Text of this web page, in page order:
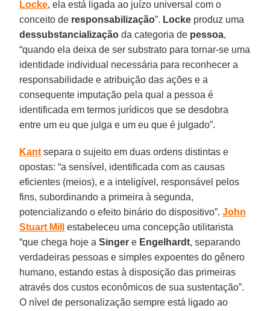
Locke, ela está ligada ao juízo universal com o
conceito de responsabilização”. Locke produz uma
dessubstancialização da categoria de pessoa,
“quando ela deixa de ser substrato para tornar-se uma
identidade individual necessária para reconhecer a
responsabilidade e atribuição das ações e a
consequente imputação pela qual a pessoa é
identificada em termos jurídicos que se desdobra
entre um eu que julga e um eu que é julgado”.
Kant separa o sujeito em duas ordens distintas e
opostas: “a sensível, identificada com as causas
eficientes (meios), e a inteligível, responsável pelos
fins, subordinando a primeira à segunda,
potencializando o efeito binário do dispositivo”.John
Stuart Mill
estabeleceu uma concepção utilitarista
“que chega hoje aSinger e Engelhardt, separando
verdadeiras pessoas e simples expoentes do gênero
humano, estando estas à disposição das primeiras
através dos custos econômicos de sua sustentação”.
O nível de personalização sempre está ligado ao